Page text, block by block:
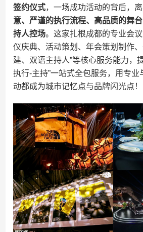
签约仪式​，一场成功活动的背后，
意、严谨的执行流程、高品质的舞
持人控场​。这家扎根成都的专业会
仪庆典、活动策划、年会策划制作
建、双语主持人”等核心服务能力，
执行-主持”一站式全包服务，用专
动都成为城市记忆点与品牌闪光点！